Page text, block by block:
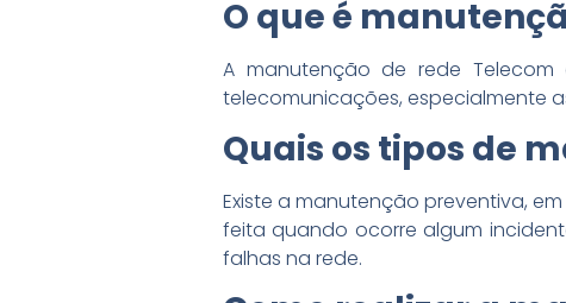
O que é
A manutenção de rede
telecomunicações, especialmente
Quais os tipos de
Existe a manutenção preventiva,
feita quando ocorre algum
falhas na rede.